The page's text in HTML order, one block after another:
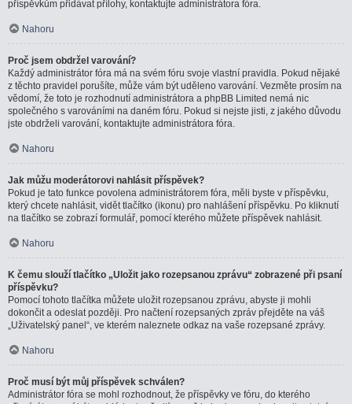
příspěvkům přidávat přílohy, kontaktujte administrátora fóra.
Nahoru
Proč jsem obdržel varování?
Každý administrátor fóra má na svém fóru svoje vlastní pravidla. Pokud nějaké
z těchto pravidel porušíte, může vám být uděleno varování. Vezměte prosím na
vědomí, že toto je rozhodnutí administrátora a phpBB Limited nemá nic
společného s varováními na daném fóru. Pokud si nejste jisti, z jakého důvodu
jste obdrželi varování, kontaktujte administrátora fóra.
Nahoru
Jak můžu moderátorovi nahlásit příspěvek?
Pokud je tato funkce povolena administrátorem fóra, měli byste v příspěvku,
který chcete nahlásit, vidět tlačítko (ikonu) pro nahlášení příspěvku. Po kliknutí
na tlačítko se zobrazí formulář, pomocí kterého můžete příspěvek nahlásit.
Nahoru
K čemu slouží tlačítko „Uložit jako rozepsanou zprávu“ zobrazené při psaní
příspěvku?
Pomocí tohoto tlačítka můžete uložit rozepsanou zprávu, abyste ji mohli
dokončit a odeslat později. Pro načtení rozepsaných zpráv přejděte na váš
„Uživatelský panel“, ve kterém naleznete odkaz na vaše rozepsané zprávy.
Nahoru
Proč musí být můj příspěvek schválen?
Administrátor fóra se mohl rozhodnout, že příspěvky ve fóru, do kterého